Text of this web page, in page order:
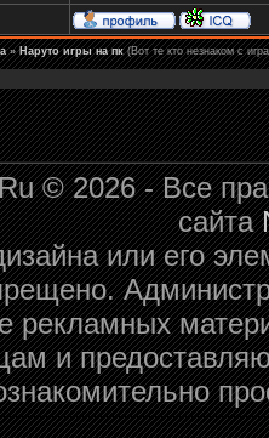
» Наруто игры на пк (Вот те кто незнаком с
© 2026 - Все
сайта
или его
рекламных
и